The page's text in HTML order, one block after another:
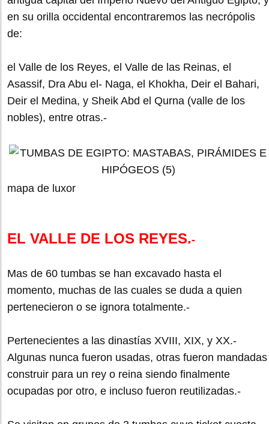
en su orilla occidental encontraremos las necrópolis
de:
el Valle de los Reyes, el Valle de las Reinas, el
Asassif, Dra Abu el- Naga, el Khokha, Deir el Bahari,
Deir el Medina, y Sheik Abd el Qurna (valle de los
nobles), entre otras.-
mapa de luxor
EL VALLE DE LOS REYES.-
Mas de 60 tumbas se han excavado hasta el
momento, muchas de las cuales se duda a quien
pertenecieron o se ignora totalmente.-
Pertenecientes a las dinastías XVIII, XIX, y XX.-
Algunas nunca fueron usadas, otras fueron mandadas
construir para un rey o reina siendo finalmente
ocupadas por otro, e incluso fueron reutilizadas.-